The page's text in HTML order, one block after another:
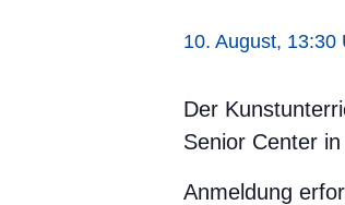
10. August, 13:30
Der
Senior Center
Anmeldung